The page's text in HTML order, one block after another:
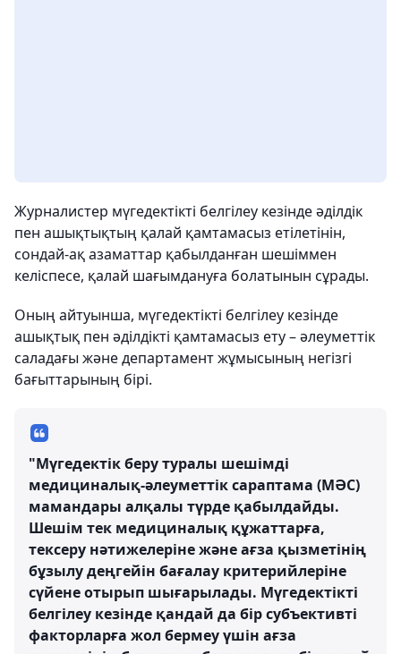
Журналистер мүгедектікті белгілеу кезінде әділдік
пен ашықтықтың қалай қамтамасыз етілетінін,
сондай-ақ азаматтар қабылданған шешіммен
келіспесе, қалай шағымдануға болатынын сұрады.
Оның айтуынша, мүгедектікті белгілеу кезінде
ашықтық пен әділдікті қамтамасыз ету – әлеуметтік
саладағы және департамент жұмысының негізгі
бағыттарының бірі.
"Мүгедектік беру туралы шешімді
медициналық-әлеуметтік сараптама (МӘС)
мамандары алқалы түрде қабылдайды.
Шешім тек медициналық құжаттарға,
тексеру нәтижелеріне және ағза қызметінің
бұзылу деңгейін бағалау критерийлеріне
сүйене отырып шығарылады. Мүгедектікті
белгілеу кезінде қандай да бір субъективті
факторларға жол бермеу үшін ағза